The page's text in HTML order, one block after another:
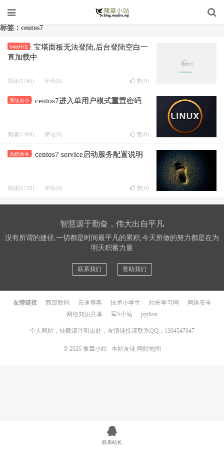
标签：centos7
Web环境
宝塔面板无法登陆,后台登陆空白一
直加载中
阅读(1760) 评论(0) 赞(0)
系统命令 centos7进入单用户模式重置密码
阅读(1409) 评论(0) 赞(0)
系统命令 centos7 service启动服务配置说明
阅读(1739) 评论(0) 赞(0)
智慧源于勤奋，伟大出自平凡
没有所谓的捷径,一切都是时间最平凡的累积,今天所做的努力都是在为
明天积蓄力量
联系我们 赞助我们
友情链接 西部数码 云速博客 技术小学生 站长学习网
网络安全
网络知识共享
军S小站 python
个人网站，转载请注明出处，友情链接请联系QQ：1304547047
© 2026 豫章小站 本站友链 网站地图
联系站长